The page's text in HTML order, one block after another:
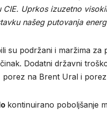
CIE. Uprkos izuzetno
našeg putovanja
su podržani i maržima za
Dodatni državni
na Brent Ural i
kontinuirano poboljšanje